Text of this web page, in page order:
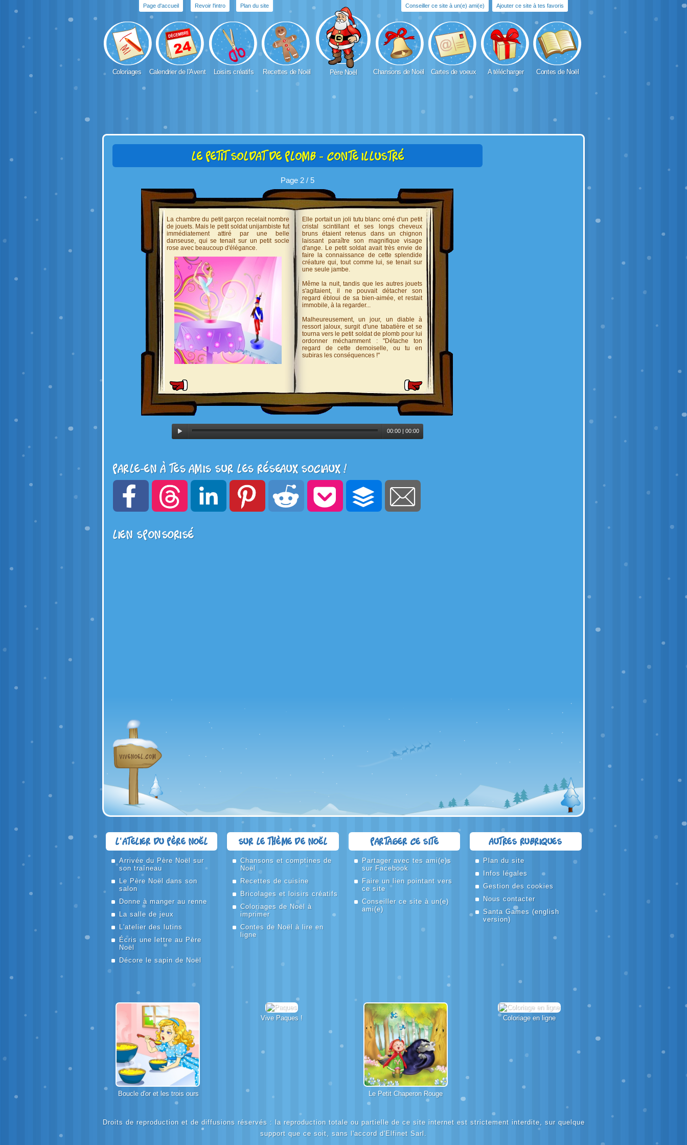
Page d'accueil Revoir l'intro Plan du site Conseiller ce site à un(e) ami(e) Ajouter ce site à tes favoris
Coloriages Calendrier de l'Avent Loisirs créatifs Recettes de Noël Père Noël Chansons de Noël Cartes de voeux A télécharger Contes de Noël
Le petit soldat de plomb - Conte illustré
Page 2 / 5
La chambre du petit garçon recelait nombre
de jouets. Mais le petit soldat unijambiste fut
immédiatement attiré par une belle
danseuse, qui se tenait sur un petit socle
rose avec beaucoup d'élégance.
Elle portait un joli tutu blanc orné d'un petit
cristal scintillant et ses longs cheveux
bruns étaient retenus dans un chignon
laissant paraître son magnifique visage
d'ange. Le petit soldat avait très envie de
faire la connaissance de cette splendide
créature qui, tout comme lui, se tenait sur
une seule jambe.
Même la nuit, tandis que les autres jouets
s'agitaient, il ne pouvait détacher son
regard ébloui de sa bien-aimée, et restait
immobile, à la regarder...
Malheureusement, un jour, un diable à
ressort jaloux, surgit d'une tabatière et se
tourna vers le petit soldat de plomb pour lui
ordonner méchamment : "Détache ton
regard de cette demoiselle, ou tu en
subiras les conséquences !"
Audio
Player
00:00| 00:00
Parle-en à tes amis sur les réseaux sociaux !
Lien sponsorisé
L'atelier du Père Noël
Arrivée du Père Noël sur
son traîneau
Le Père Noël dans son
salon
Donne à manger au renne
La salle de jeux
L'atelier des lutins
Écris une lettre au Père
Noël
Décore le sapin de Noël
Sur le thème de Noël
Chansons et comptines de
Noël
Recettes de cuisine
Bricolages et loisirs créatifs
Coloriages de Noël à
imprimer
Contes de Noël à lire en
ligne
Partager ce site
Partager avec tes ami(e)s
sur Facebook
Faire un lien pointant vers
ce site
Conseiller ce site à un(e)
ami(e)
Autres rubriques
Plan du site
Infos légales
Gestion des cookies
Nous contacter
Santa Games (english
version)
Boucle d'or et les trois ours
Vive Paques!
Le Petit Chaperon Rouge
Coloriage en ligne
Droits de reproduction et de diffusions réservés : la reproduction totale ou partielle de ce site internet est strictement interdite, sur quelque
support que ce soit, sans l'accord d'Elfinet Sarl.